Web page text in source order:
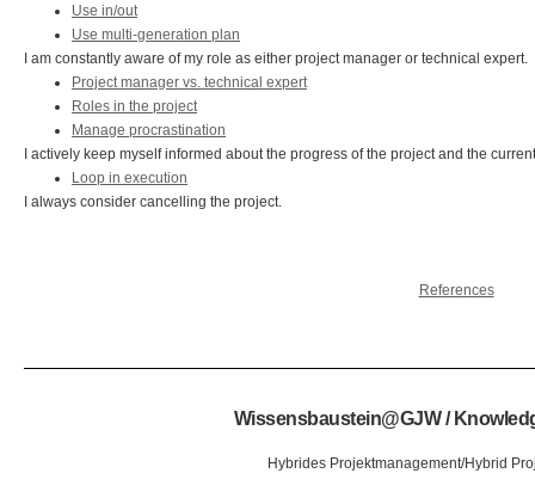
Use in/out
Use multi-generation plan
I am constantly aware of my role as either project manager or technical expert.
Project manager vs. technical expert
Roles in the project
Manage procrastination
I actively keep myself informed about the progress of the project and the
Loop in execution
I always consider cancelling the project.
References
Wissensbaustein@GJW /
Hybrides Projektmanagement/Hybrid